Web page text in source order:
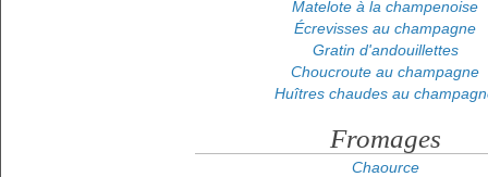
Matelote à la champenoise
Écrevisses au champagne
Gratin d'andouillettes
Choucroute au champagne
Huîtres chaudes au
Fromages
Chaource